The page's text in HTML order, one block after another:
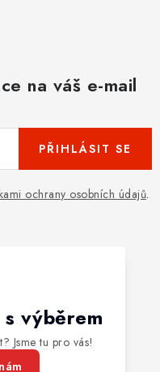
na váš e-mail
ochrany osobních údajů.
PŘIHLÁSIT SE
s výběrem
Jsme tu pro vás!